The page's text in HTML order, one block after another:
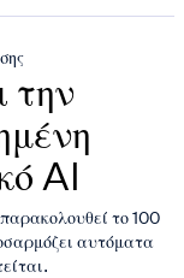
την
AI
το 100
αυτόματα